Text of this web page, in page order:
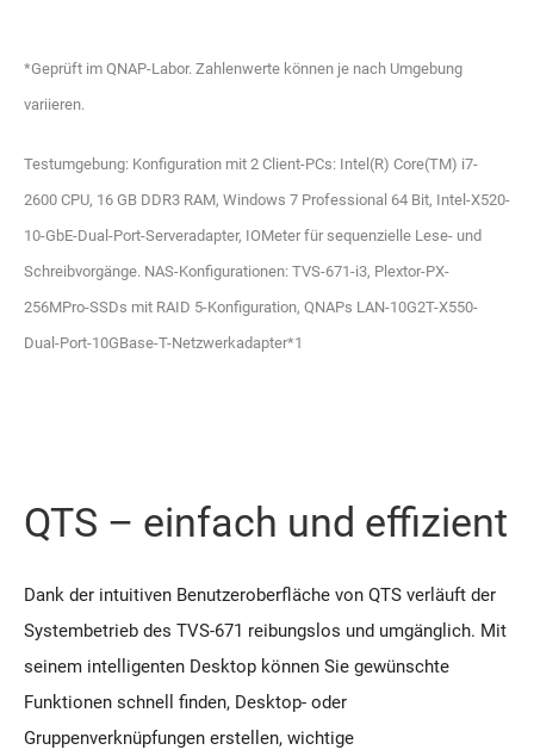
*Geprüft im QNAP-Labor. Zahlenwerte können je nach Umgebung
variieren.
Testumgebung: Konfiguration mit 2 Client-PCs: Intel(R) Core(TM) i7-
2600 CPU, 16 GB DDR3 RAM, Windows 7 Professional 64 Bit, Intel-X520-
10-GbE-Dual-Port-Serveradapter, IOMeter für sequenzielle Lese- und
Schreibvorgänge. NAS-Konfigurationen: TVS-671-i3, Plextor-PX-
256MPro-SSDs mit RAID 5-Konfiguration, QNAPs LAN-10G2T-X550-
Dual-Port-10GBase-T-Netzwerkadapter*1
QTS – einfach und effizient
Dank der intuitiven Benutzeroberfläche von QTS verläuft der
Systembetrieb des TVS-671 reibungslos und umgänglich. Mit
seinem intelligenten Desktop können Sie gewünschte
Funktionen schnell finden, Desktop- oder
Gruppenverknüpfungen erstellen, wichtige